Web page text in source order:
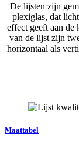
De lijsten zijn
plexiglas, dat
effect geeft aan de
van de lijst zijn
horizontaal als
Maattabel